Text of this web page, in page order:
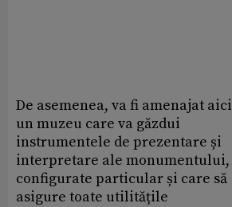
De asemenea, va fi amenajat aici
un muzeu care va găzdui
instrumentele de prezentare și
interpretare ale monumentului,
configurate particular și care să
asigure toate utilitățile